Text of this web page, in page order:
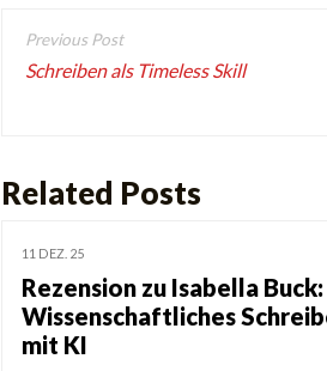
Beitragsnavigation
Schreiben als Timeless Skill
Related Posts
11 DEZ. 25
Rezension zu Isabella Buck:
Wissenschaftliches
mit KI